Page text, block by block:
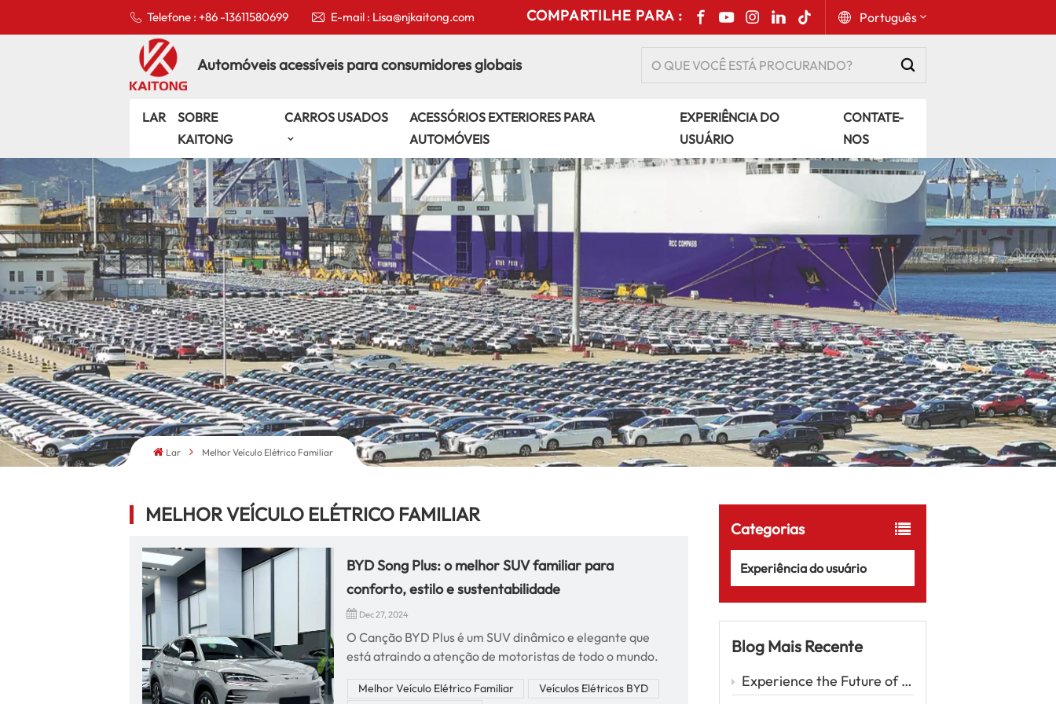
Telefone : +86 -13611580699 E-mail : Lisa@njkaitong.com COMPARTILHE PARA : Português
Русский
Español
Português
عربي
kiswahili
Automóveis acessíveis para consumidores globais
LAR
SOBRE
KAITONG
CARROS USADOS
ACESSÓRIOS EXTERIORES PARA
AUTOMÓVEIS
EXPERIÊNCIA DO
USUÁRIO
CONTATE-
NOS
Lar Melhor Veículo Elétrico Familiar
Categorias
Experiência do usuário
Blog Mais Recente
Experience the Future of Driving with the Zeekr 001 – A Luxury EV Redefining Performance and Comfort Car
MELHOR VEÍCULO ELÉTRICO FAMILIAR
BYD Song Plus: o melhor SUV familiar para
conforto, estilo e sustentabilidade
Dec 27, 2024
O Canção BYD Plus é um SUV dinâmico e elegante que
está atraindo a atenção de motoristas de todo o mundo.
características premium e desempenho excepcional, este
Melhor Veículo Elétrico Familiar
Veículos Elétricos BYD